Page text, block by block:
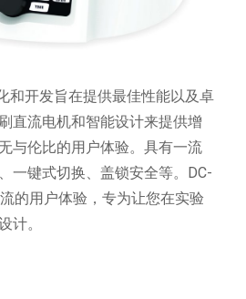
和开发旨在提供最佳性能以及卓
直流电机和智能设计来提供增
与伦比的用户体验。具有一流
一键式切换、盖锁安全等。DC-
的用户体验，专为让您在实验
计。